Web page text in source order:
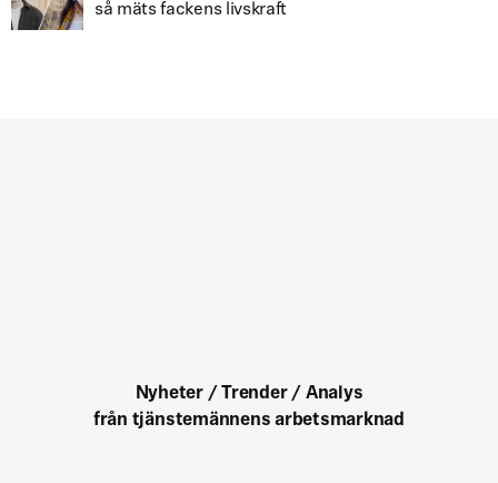
så mäts fackens livskraft
Nyheter / Trender / Analys
från tjänstemännens arbetsmarknad